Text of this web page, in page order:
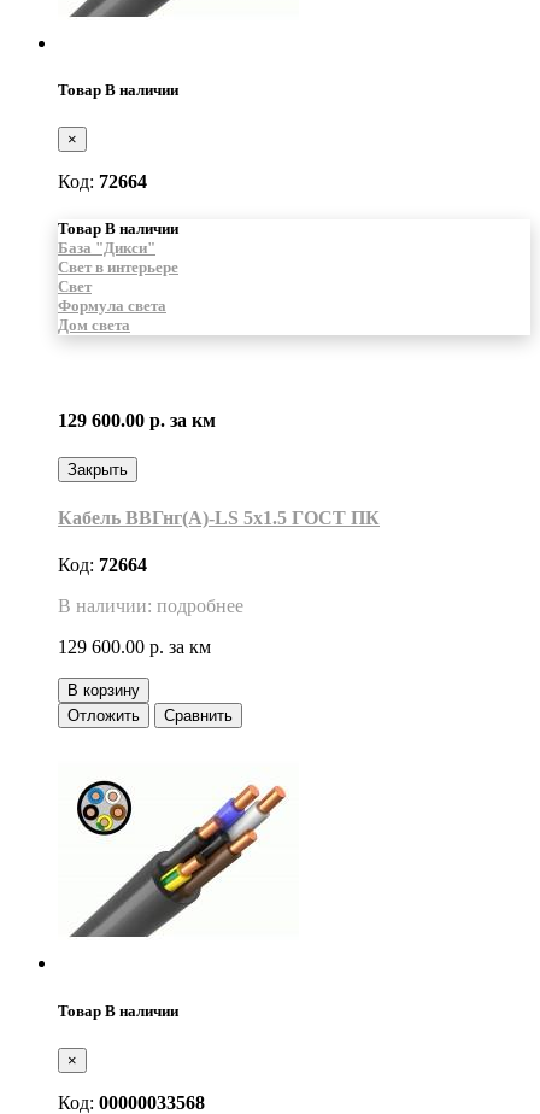
Товар В наличии
×
Код: 72664
Товар В наличии
База "Дикси"
Свет в интерьере
Свет
Формула света
Дом света
129 600.00 р. за км
Закрыть
Кабель ВВГнг(А)-LS 5х1.5 ГОСТ ПК
Код: 72664
В наличии: подробнее
129 600.00 р. за км
В корзину
Отложить
Сравнить
Товар В наличии
×
Код: 00000033568